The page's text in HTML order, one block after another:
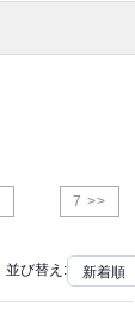
7 >>
並び替え: